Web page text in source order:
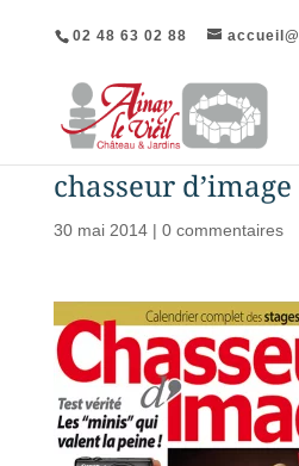
02 48 63 02 88
chasseur d’image
30 mai 2014| 0 commentaires